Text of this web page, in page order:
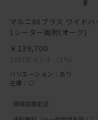
マルニ60プラス ワイドハ
1シーター両肘(オーク)
1397ポイント （1％）
￥139,700
バリエーション：あり
在庫：○